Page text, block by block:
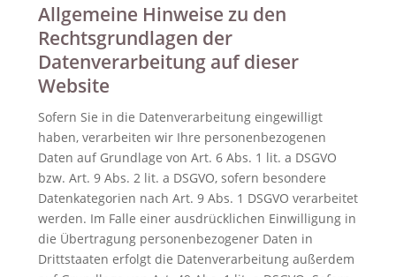
Allgemeine Hinweise zu den
Rechtsgrundlagen der
Datenverarbeitung auf dieser
Website
Sofern Sie in die Datenverarbeitung eingewilligt
haben, verarbeiten wir Ihre personenbezogenen
Daten auf Grundlage von Art. 6 Abs. 1 lit. a DSGVO
bzw. Art. 9 Abs. 2 lit. a DSGVO, sofern besondere
Datenkategorien nach Art. 9 Abs. 1 DSGVO verarbeitet
werden. Im Falle einer ausdrücklichen Einwilligung in
die Übertragung personenbezogener Daten in
Drittstaaten erfolgt die Datenverarbeitung außerdem